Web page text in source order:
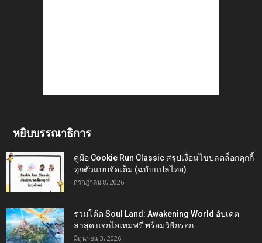
หยิบบรรณาธิการ
คู่มือ Cookie Run Classic สรุปเงื่อนไขปลดล็อกคุกกี้
ทุกตัวแบบจัดเต็ม (ฉบับแปลไทย)
กรกฎาคม 8, 2026
รวมโค้ด Soul Land: Awakening World อัปเดต
ล่าสุด แจกไอเทมฟรี พร้อมวิธีกรอก
มิถุนายน 3, 2026